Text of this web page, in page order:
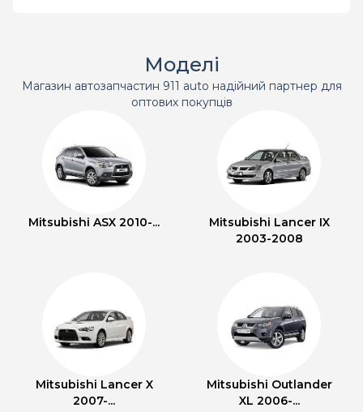
Моделі
Магазин автозапчастин 911 auto надійний партнер для
оптових покупців
Mitsubishi ASX 2010-...
Mitsubishi Lancer IX
2003-2008
Mitsubishi Lancer X
2007-...
Mitsubishi Outlander
XL 2006-...